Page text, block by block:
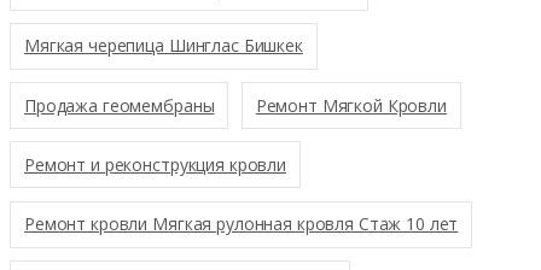
Мягкая черепица Шинглас Бишкек
Продажа геомембраны Ремонт Мягкой Кровли
Ремонт и реконструкция кровли
Ремонт кровли Мягкая рулонная кровля Стаж 10 лет